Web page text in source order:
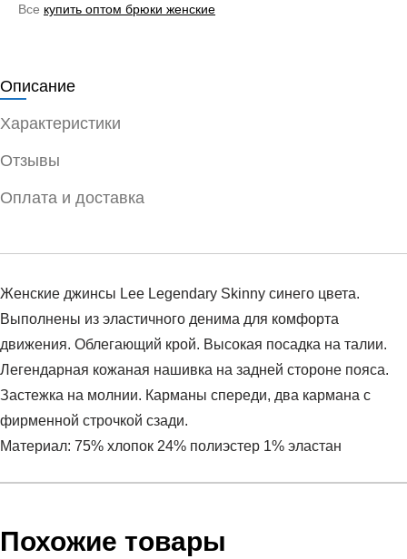
Все купить оптом брюки женские
Описание
Характеристики
Отзывы
Оплата и доставка
Женские джинсы Lee Legendary Skinny синего цвета.
Выполнены из эластичного денима для комфорта
движения. Облегающий крой. Высокая посадка на талии.
Легендарная кожаная нашивка на задней стороне пояса.
Застежка на молнии. Карманы спереди, два кармана с
фирменной строчкой сзади.
Материал: 75% хлопок 24% полиэстер 1% эластан
Пол:женский
Инструкция по оплате есть в самом конце счета, который
Похожие товары